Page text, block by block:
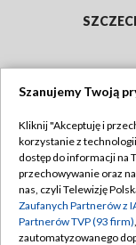
Abonament TVP
Emisja w TVP
Centrum
Szanujemy Twoją
Kliknij "Akceptuję i
korzystanie z
dostęp do informacji na
przechowywanie oraz
nas, czyli Telewizję
Zaufanych Partnerów z
Partnerów TVP (93 firm)
zautomatyzowanego